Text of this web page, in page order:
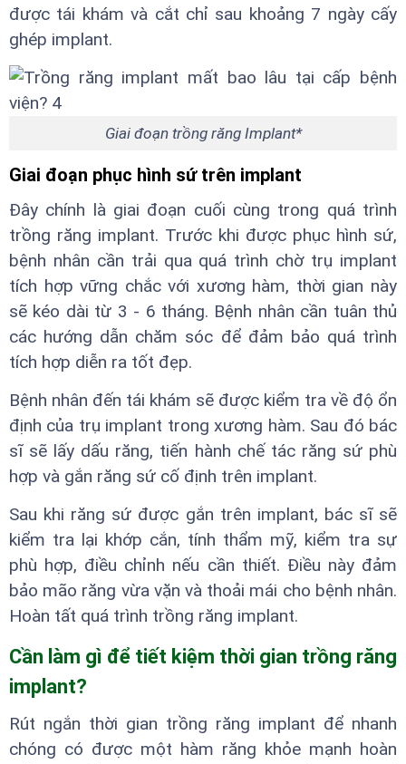
được tái khám và cắt chỉ sau khoảng 7 ngày cấy
ghép implant.
Giai đoạn trồng răng Implant*
Giai đoạn phục hình sứ trên implant
Đây chính là giai đoạn cuối cùng trong quá trình
trồng răng implant. Trước khi được phục hình sứ,
bệnh nhân cần trải qua quá trình chờ trụ implant
tích hợp vững chắc với xương hàm, thời gian này
sẽ kéo dài từ 3 - 6 tháng. Bệnh nhân cần tuân thủ
các hướng dẫn chăm sóc để đảm bảo quá trình
tích hợp diễn ra tốt đẹp.
Bệnh nhân đến tái khám sẽ được kiểm tra về độ ổn
định của trụ implant trong xương hàm. Sau đó bác
sĩ sẽ lấy dấu răng, tiến hành chế tác răng sứ phù
hợp và gắn răng sứ cố định trên implant.
Sau khi răng sứ được gắn trên implant, bác sĩ sẽ
kiểm tra lại khớp cắn, tính thẩm mỹ, kiểm tra sự
phù hợp, điều chỉnh nếu cần thiết. Điều này đảm
bảo mão răng vừa vặn và thoải mái cho bệnh nhân.
Hoàn tất quá trình trồng răng implant.
Cần làm gì để tiết kiệm thời gian trồng răng
implant?
Rút ngắn thời gian trồng răng implant để nhanh
chóng có được một hàm răng khỏe mạnh hoàn